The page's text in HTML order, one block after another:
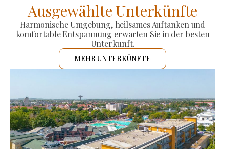
Ausgewählte Unterkünfte
Harmonische Umgebung, heilsames Auftanken und
komfortable Entspannung erwarten Sie in der besten
Unterkunft.
MEHR UNTERKÜNFTE